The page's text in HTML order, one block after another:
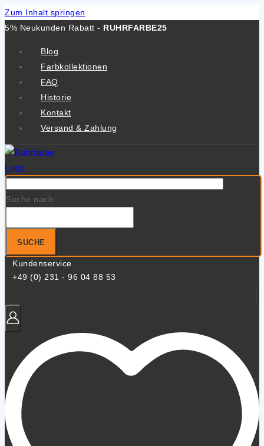
Zum Inhalt springen
5% Neukunden Rabatt - RUHRFARBE25
Blog
Farbkollektionen
FAQ
Historie
Kontakt
Versand & Zahlung
Suche nach:
SUCHE
Kundenservice
+49 (0) 231 - 96 04 88 53